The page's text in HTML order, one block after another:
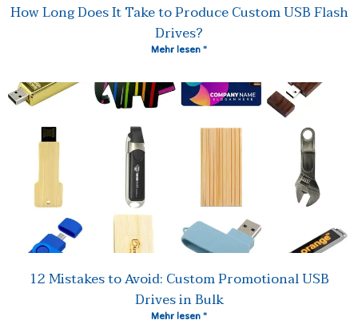
How Long Does It Take to Produce Custom USB Flash
Drives?
Mehr lesen "
12 Mistakes to Avoid: Custom Promotional USB
Drives in Bulk
Mehr lesen "